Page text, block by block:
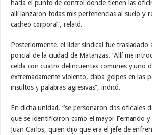
hacia el punto de control donde tienen las
allí lanzaron todas mis pertenencias al suelo y
cacheo corporal”, relató.
Posteriormente, el líder sindical fue trasladado
policial de la ciudad de Matanzas. “Allí me
celda con cuatro delincuentes comunes y uno
extremadamente violento, daba golpes en las
insultos y palabras agresivas”, indicó.
En dicha unidad, “se personaron dos oficiales
que se identificaron como el mayor Fernando y
Juan Carlos, quien dijo que era el jefe de